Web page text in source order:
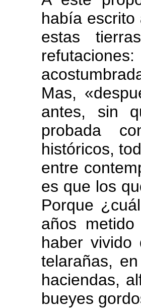
había
estas
Mas,
antes, sin
probada
históricos,
entre
es que los
Porque
años
haber vivido
telarañas,
haciendas,
bueyes